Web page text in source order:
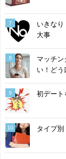
7
いきな
大事
8
マッチ
い！どう
9 初デート
10 タイプ